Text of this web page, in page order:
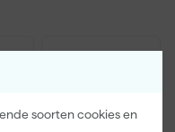
soorten cookies en